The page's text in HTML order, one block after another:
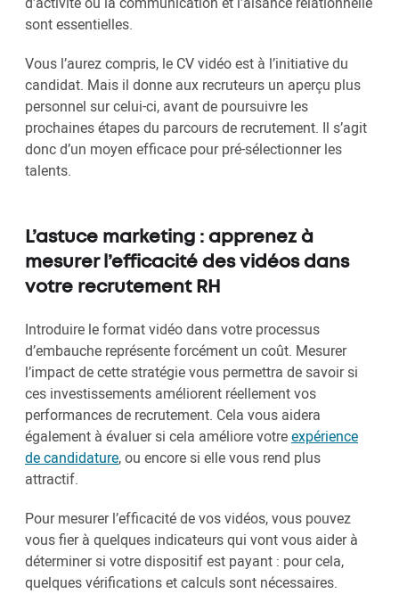
sont essentielles.
Vous l’aurez compris, le CV vidéo est à l’initiative du
candidat. Mais il donne aux recruteurs un aperçu plus
personnel sur celui-ci, avant de poursuivre les
prochaines étapes du parcours de recrutement. Il s’agit
donc d’un moyen efficace pour pré-sélectionner les
talents.
L’astuce marketing : apprenez à
mesurer l’efficacité des vidéos dans
votre recrutement RH
Introduire le format vidéo dans votre processus
d’embauche représente forcément un coût. Mesurer
l’impact de cette stratégie vous permettra de savoir si
ces investissements améliorent réellement vos
performances de recrutement. Cela vous aidera
également à évaluer si cela améliore votreexpérience
de candidature, ou encore si elle vous rend plus
attractif.
Pour mesurer l’efficacité de vos vidéos, vous pouvez
vous fier à quelques indicateurs qui vont vous aider à
déterminer si votre dispositif est payant : pour cela,
quelques vérifications et calculs sont nécessaires.